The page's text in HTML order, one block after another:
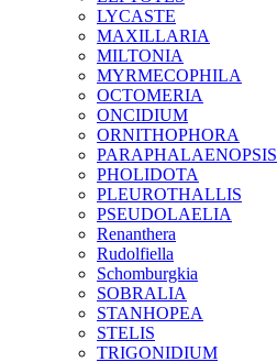
LYCASTE
MAXILLARIA
MILTONIA
MYRMECOPHILA
OCTOMERIA
ONCIDIUM
ORNITHOPHORA
PARAPHALAENOPSIS
PHOLIDOTA
PLEUROTHALLIS
PSEUDOLAELIA
Renanthera
Rudolfiella
Schomburgkia
SOBRALIA
STANHOPEA
STELIS
TRIGONIDIUM